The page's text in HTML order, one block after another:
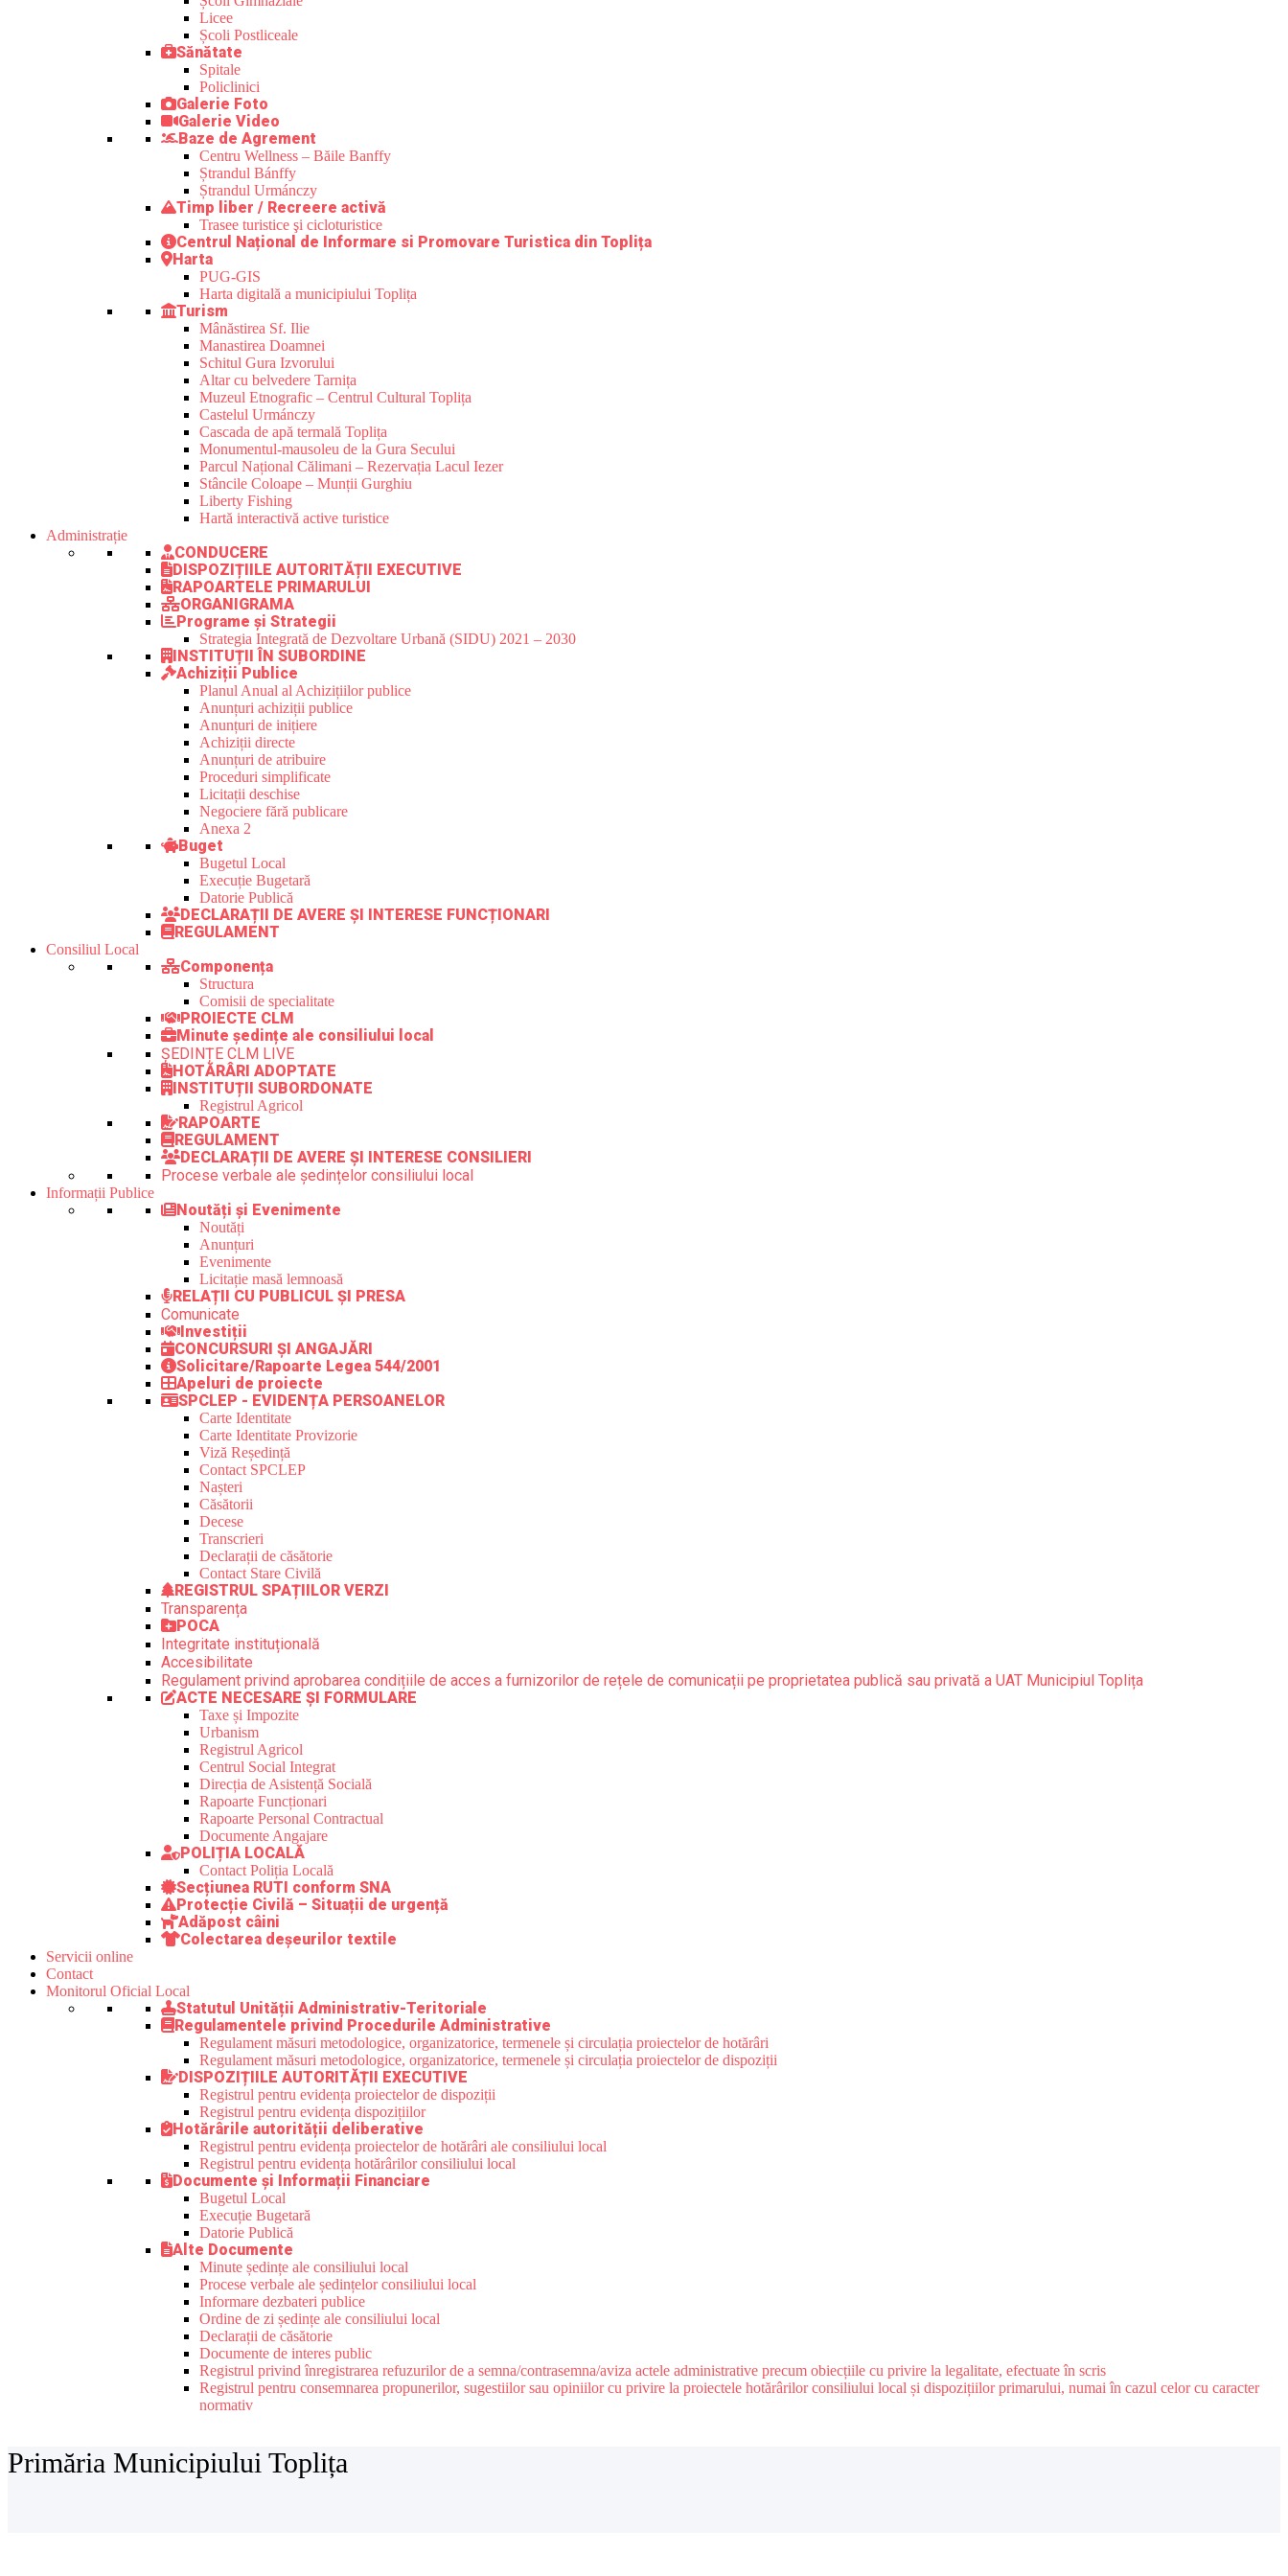
Licee
Școli Postliceale
Sănătate
Spitale
Policlinici
Galerie Foto
Galerie Video
Baze de Agrement
Centru Wellness – Băile Banffy
Ștrandul Bánffy
Ștrandul Urmánczy
Timp liber / Recreere activă
Trasee turistice şi cicloturistice
Centrul Național de Informare si Promovare Turistica din Toplița
Harta
PUG-GIS
Harta digitală a municipiului Toplița
Turism
Mânăstirea Sf. Ilie
Manastirea Doamnei
Schitul Gura Izvorului
Altar cu belvedere Tarnița
Muzeul Etnografic – Centrul Cultural Toplița
Castelul Urmánczy
Cascada de apă termală Toplița
Monumentul-mausoleu de la Gura Secului
Parcul Național Călimani – Rezervația Lacul Iezer
Stâncile Coloape – Munții Gurghiu
Liberty Fishing
Hartă interactivă active turistice
Administrație
CONDUCERE
DISPOZIȚIILE AUTORITĂȚII EXECUTIVE
RAPOARTELE PRIMARULUI
ORGANIGRAMA
Programe și Strategii
Strategia Integrată de Dezvoltare Urbană (SIDU) 2021 – 2030
INSTITUȚII ÎN SUBORDINE
Achiziții Publice
Planul Anual al Achizițiilor publice
Anunțuri achiziții publice
Anunțuri de inițiere
Achiziții directe
Anunțuri de atribuire
Proceduri simplificate
Licitații deschise
Negociere fără publicare
Anexa 2
Buget
Bugetul Local
Execuție Bugetară
Datorie Publică
DECLARAȚII DE AVERE ȘI INTERESE FUNCȚIONARI
REGULAMENT
Consiliul Local
Componența
Structura
Comisii de specialitate
PROIECTE CLM
Minute ședințe ale consiliului local
ȘEDINȚE CLM LIVE
HOTĂRÂRI ADOPTATE
INSTITUȚII SUBORDONATE
Registrul Agricol
RAPOARTE
REGULAMENT
DECLARAȚII DE AVERE ȘI INTERESE CONSILIERI
Procese verbale ale ședințelor consiliului local
Informații Publice
Noutăți și Evenimente
Noutăți
Anunțuri
Evenimente
Licitație masă lemnoasă
RELAȚII CU PUBLICUL ȘI PRESA
Comunicate
Investiții
CONCURSURI ȘI ANGAJĂRI
Solicitare/Rapoarte Legea 544/2001
Apeluri de proiecte
SPCLEP - EVIDENȚA PERSOANELOR
Carte Identitate
Carte Identitate Provizorie
Viză Reședință
Contact SPCLEP
Nașteri
Căsătorii
Decese
Transcrieri
Declarații de căsătorie
Contact Stare Civilă
REGISTRUL SPAȚIILOR VERZI
Transparența
POCA
Integritate instituțională
Accesibilitate
Regulament privind aprobarea condițiile de acces a furnizorilor de rețele de comunicații pe proprietatea publică sau privată a UAT Municipiul Toplița
ACTE NECESARE ȘI FORMULARE
Taxe și Impozite
Urbanism
Registrul Agricol
Centrul Social Integrat
Direcția de Asistență Socială
Rapoarte Funcționari
Rapoarte Personal Contractual
Documente Angajare
POLIȚIA LOCALĂ
Contact Poliția Locală
Secțiunea RUTI conform SNA
Protecție Civilă – Situații de urgență
Adăpost câini
Colectarea deșeurilor textile
Servicii online
Contact
Monitorul Oficial Local
Statutul Unității Administrativ-Teritoriale
Regulamentele privind Procedurile Administrative
Regulament măsuri metodologice, organizatorice, termenele și circulația proiectelor de hotărâri
Regulament măsuri metodologice, organizatorice, termenele și circulația proiectelor de dispoziții
DISPOZIȚIILE AUTORITĂȚII EXECUTIVE
Registrul pentru evidența proiectelor de dispoziții
Registrul pentru evidența dispozițiilor
Hotărârile autorității deliberative
Registrul pentru evidența proiectelor de hotărâri ale consiliului local
Registrul pentru evidența hotărârilor consiliului local
Documente și Informații Financiare
Bugetul Local
Execuție Bugetară
Datorie Publică
Alte Documente
Minute ședințe ale consiliului local
Procese verbale ale ședințelor consiliului local
Informare dezbateri publice
Ordine de zi ședințe ale consiliului local
Declarații de căsătorie
Documente de interes public
Registrul privind înregistrarea refuzurilor de a semna/contrasemna/aviza actele administrative precum obiecțiile cu privire la legalitate, efectuate în scris
Registrul pentru consemnarea propunerilor, sugestiilor sau opiniilor cu privire la proiectele hotărârilor consiliului local și dispozițiilor primarului, numai în cazul celor cu caracter
normativ
Primăria Municipiului Toplița